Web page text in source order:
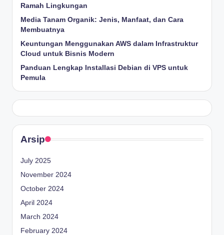
Ramah Lingkungan
Media Tanam Organik: Jenis, Manfaat, dan Cara
Membuatnya
Keuntungan Menggunakan AWS dalam Infrastruktur
Cloud untuk Bisnis Modern
Panduan Lengkap Installasi Debian di VPS untuk
Pemula
Arsip
July 2025
November 2024
October 2024
April 2024
March 2024
February 2024